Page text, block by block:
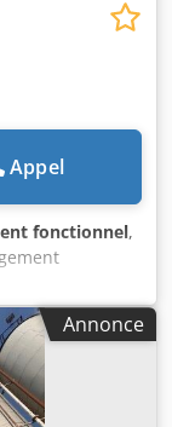
Appel
fonctionnel,
Anfsck
à godets
Annonce